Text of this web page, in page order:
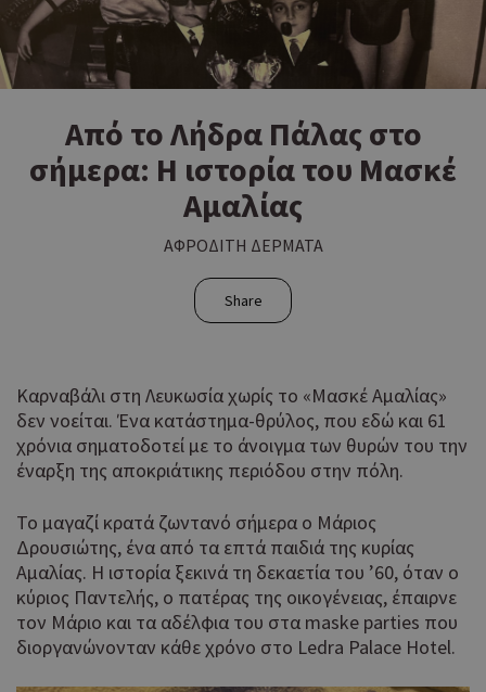
COLLECTIONS
STORIES
Από το Λήδρα Πάλας στο
σήμερα: Η ιστορία του Μασκέ
Αμαλίας
ΑΦΡΟΔΙΤΗ ΔΕΡΜΑΤΑ
Share
Καρναβάλι στη Λευκωσία χωρίς το «Μασκέ Αμαλίας»
δεν νοείται. Ένα κατάστημα-θρύλος, που εδώ και 61
χρόνια σηματοδοτεί με το άνοιγμα των θυρών του την
έναρξη της αποκριάτικης περιόδου στην πόλη.
Το μαγαζί κρατά ζωντανό σήμερα ο Μάριος
Δρουσιώτης, ένα από τα επτά παιδιά της κυρίας
Αμαλίας. Η ιστορία ξεκινά τη δεκαετία του ’60, όταν ο
κύριος Παντελής, ο πατέρας της οικογένειας, έπαιρνε
τον Μάριο και τα αδέλφια του στα maske parties που
διοργανώνονταν κάθε χρόνο στο Ledra Palace Hotel.